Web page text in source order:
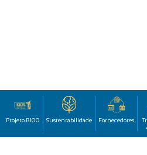
Projeto B100 Sustentabilidade Fornecedores